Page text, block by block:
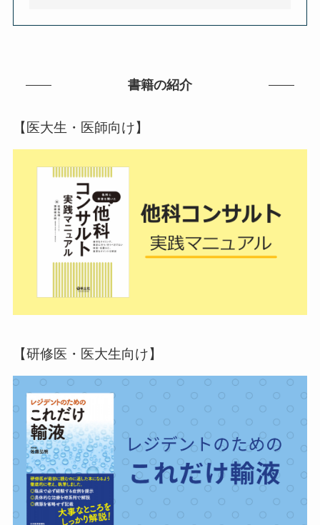
書籍の紹介
【医大生・医師向け】
【研修医・医大生向け】